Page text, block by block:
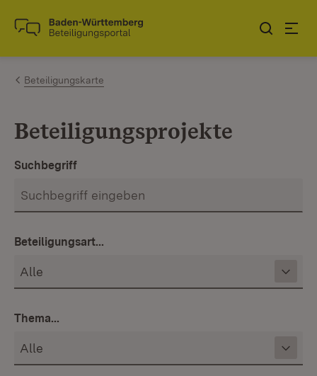
Zum Inhalt springen
Link zur Startseite
Beteiligungskarte
Beteiligungsprojekte
Suchbegriff
Beteiligungsart...
Thema...